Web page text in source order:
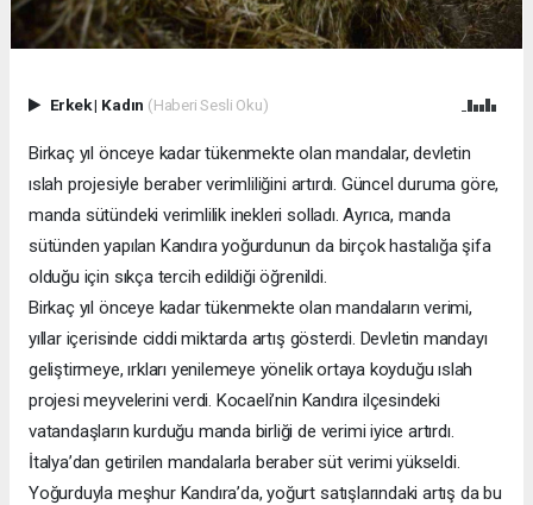
Erkek| Kadın (Haberi Sesli Oku)
Birkaç yıl önceye kadar tükenmekte olan mandalar, devletin
ıslah projesiyle beraber verimliliğini artırdı. Güncel duruma göre,
manda sütündeki verimlilik inekleri solladı. Ayrıca, manda
sütünden yapılan Kandıra yoğurdunun da birçok hastalığa şifa
olduğu için sıkça tercih edildiği öğrenildi.
Birkaç yıl önceye kadar tükenmekte olan mandaların verimi,
yıllar içerisinde ciddi miktarda artış gösterdi. Devletin mandayı
geliştirmeye, ırkları yenilemeye yönelik ortaya koyduğu ıslah
projesi meyvelerini verdi. Kocaeli’nin Kandıra ilçesindeki
vatandaşların kurduğu manda birliği de verimi iyice artırdı.
İtalya’dan getirilen mandalarla beraber süt verimi yükseldi.
Yoğurduyla meşhur Kandıra’da, yoğurt satışlarındaki artış da bu